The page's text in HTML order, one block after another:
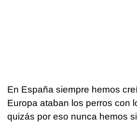
En España siempre hemos
Europa ataban los perros con
quizás por eso nunca hemos